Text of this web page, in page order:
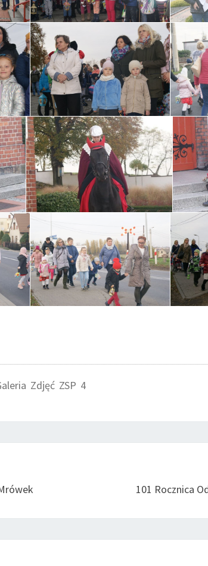
Zdjęć ZSP 4
101 Rocznica